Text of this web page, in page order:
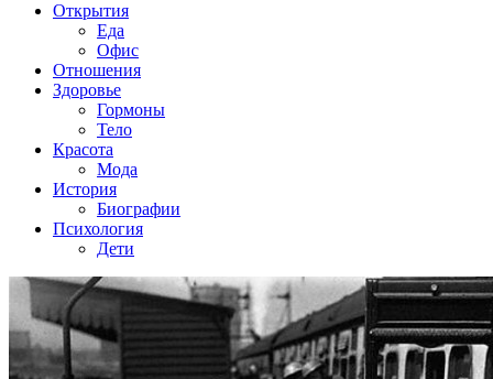
Открытия
Еда
Офис
Отношения
Здоровье
Гормоны
Тело
Красота
Мода
История
Биографии
Психология
Дети